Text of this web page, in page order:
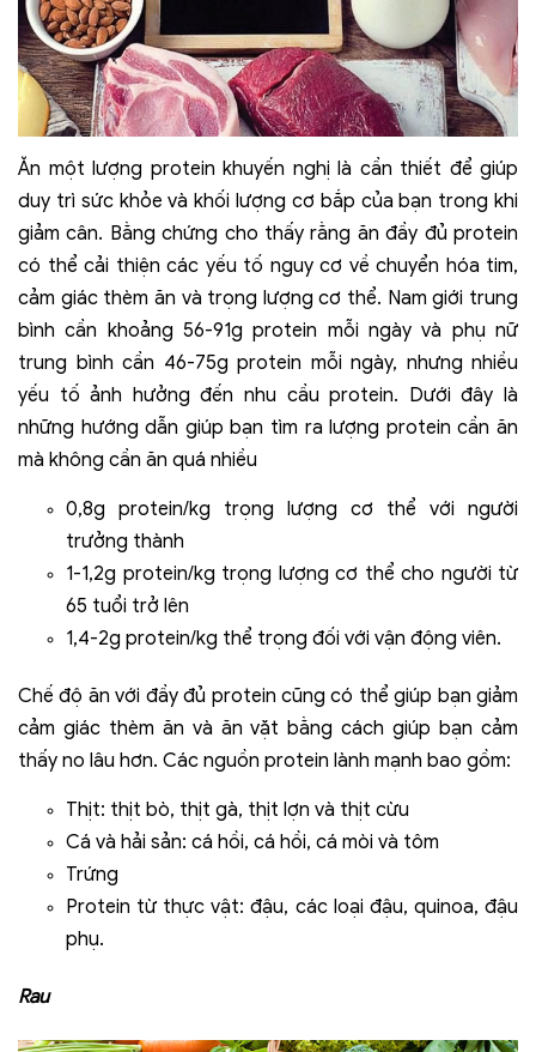
Ăn một lượng protein khuyến nghị là cần thiết để giúp
duy trì sức khỏe và khối lượng cơ bắp của bạn trong khi
giảm cân. Bằng chứng cho thấy rằng ăn đầy đủ protein
có thể cải thiện các yếu tố nguy cơ về chuyển hóa tim,
cảm giác thèm ăn và trọng lượng cơ thể. Nam giới trung
bình cần khoảng 56-91g protein mỗi ngày và phụ nữ
trung bình cần 46-75g protein mỗi ngày, nhưng nhiều
yếu tố ảnh hưởng đến nhu cầu protein. Dưới đây là
những hướng dẫn giúp bạn tìm ra lượng protein cần ăn
mà không cần ăn quá nhiều
0,8g protein/kg trọng lượng cơ thể với người
trưởng thành
1-1,2g protein/kg trọng lượng cơ thể cho người từ
65 tuổi trở lên
1,4-2g protein/kg thể trọng đối với vận động viên.
Chế độ ăn với đầy đủ protein cũng có thể giúp bạn giảm
cảm giác thèm ăn và ăn vặt bằng cách giúp bạn cảm
thấy no lâu hơn. Các nguồn protein lành mạnh bao gồm:
Thịt: thịt bò, thịt gà, thịt lợn và thịt cừu
Cá và hải sản: cá hồi, cá hồi, cá mòi và tôm
Trứng
Protein từ thực vật: đậu, các loại đậu, quinoa, đậu
phụ.
Rau